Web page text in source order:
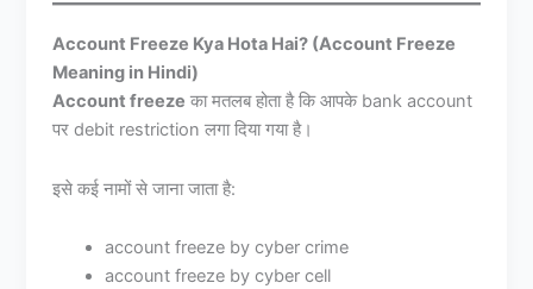
Account Freeze Kya Hota Hai? (Account Freeze
Meaning in Hindi)
Account freeze का मतलब होता है कि आपके bank account
पर debit restriction लगा दिया गया है।
इसे कई नामों से जाना जाता है:
account freeze by cyber crime
account freeze by cyber cell